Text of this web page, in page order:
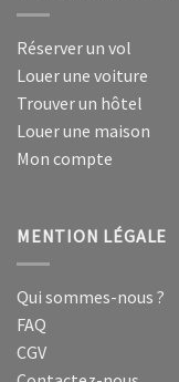
Réserver un vol
Louer une voiture
Trouver un hôtel
Louer une maison
Mon compte
MENTION LÉGALE
Qui sommes-nous ?
FAQ
CGV